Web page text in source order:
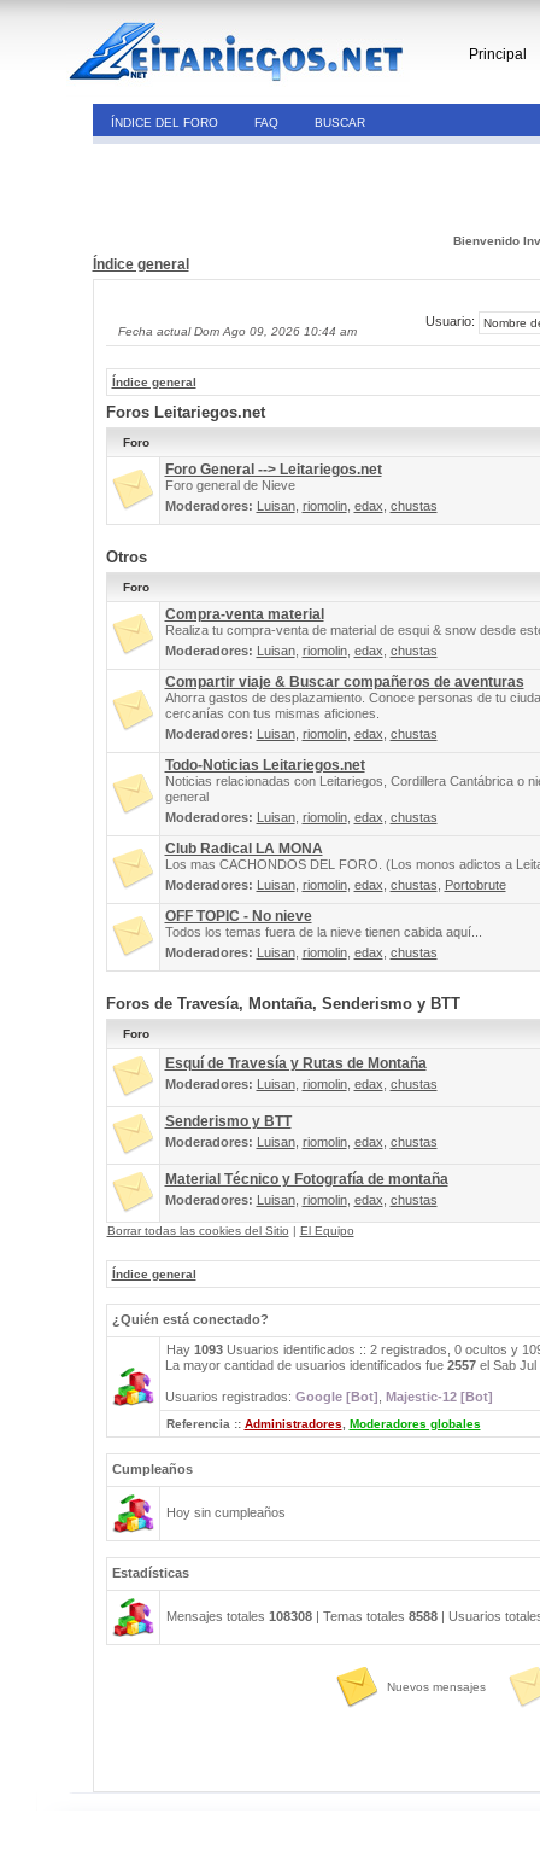
Principal
ÍNDICE DEL FORO FAQ BUSCAR
Bienvenido
Índice general
Fecha actual Dom Ago 09, 2026 10:44 am
Usuario:
Índice general
Foros Leitariegos.net
Foro
Foro General --> Leitariegos.net
Foro general de Nieve
Moderadores: Luisan, riomolin, edax chustas
Otros
Foro
Compra-venta material
Realiza tu compra-venta de material de esqui & snow desde
Moderadores: Luisan, riomolin, edax chustas
Compartir viaje & Buscar compañeros de aventuras
Ahorra gastos de desplazamiento. Conoce personas de tu
cercanías con tus mismas aficiones.
Moderadores: Luisan, riomolin, edax chustas
Todo-Noticias Leitariegos.net
Noticias relacionadas con Leitariegos, Cordillera Cantábrica o
general
Moderadores: Luisan, riomolin, edax chustas
Club Radical LA MONA
Los mas CACHONDOS DEL FORO. (Los monos adictos a
Moderadores: Luisan, riomolin, edax chustas Portobrute
OFF TOPIC - No nieve
Todos los temas fuera de la nieve tienen cabida aquí...
Moderadores: Luisan, riomolin, edax chustas
Foros de Travesía, Montaña, Senderismo y BTT
Foro
Esquí de Travesía y Rutas de Montaña
Moderadores: Luisan, riomolin, edax chustas
Senderismo y BTT
Moderadores: Luisan, riomolin, edax chustas
Material Técnico y Fotografía de montaña
Moderadores: Luisan, riomolin, edax chustas
Borrar todas las cookies del Sitio | El Equipo
Índice general
¿Quién está conectado?
Hay 1093Usuarios identificados :: 2 registrados, 0 ocultos y
La mayor cantidad de usuarios identificados fue 2557el Sab Jul
Usuarios registrados: Google [Bot] Majestic-12 [Bot]
Referencia :: Administradores Moderadores globales
Cumpleaños
Hoy sin cumpleaños
Estadísticas
Mensajes totales 108308| Temas totales 8588| Usuarios
Nuevos mensajes